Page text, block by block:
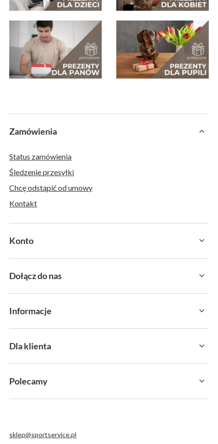
Zamówienia
Status zamówienia
Śledzenie przesyłki
Chcę odstąpić od umowy
Kontakt
Konto
Dołącz do nas
Informacje
Dla klienta
Polecamy
sklep@sportservice.pl